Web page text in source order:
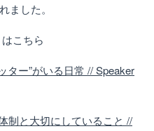
ました。
こちら
ター”がいる日常 // Speaker
制と大切にしていること //